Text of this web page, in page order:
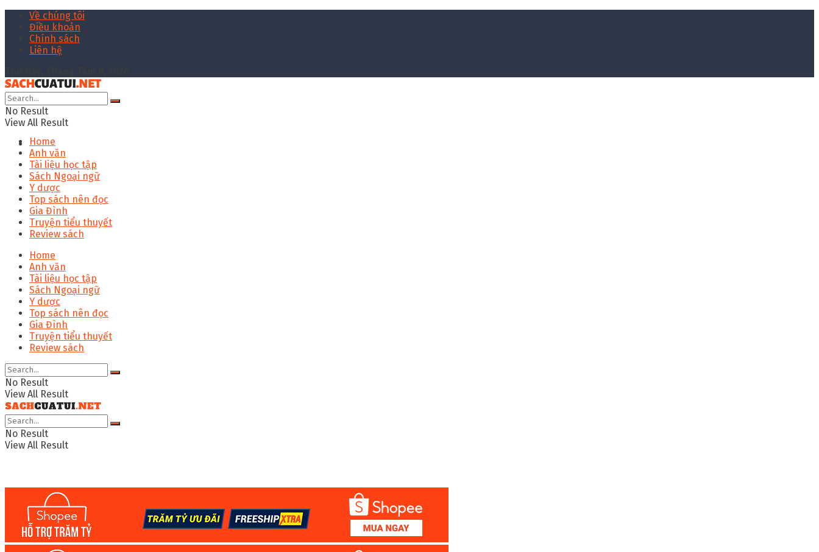
Về chúng tôi
Điều khoản
Chính sách
Liên hệ
No Result
View All Result
Home
Anh văn
Tài liệu học tập
Sách Ngoại ngữ
Y dược
Top sách nên đọc
Gia Đình
Truyện tiểu thuyết
Review sách
Home
Anh văn
Tài liệu học tập
Sách Ngoại ngữ
Y dược
Top sách nên đọc
Gia Đình
Truyện tiểu thuyết
Review sách
No Result
View All Result
No Result
View All Result